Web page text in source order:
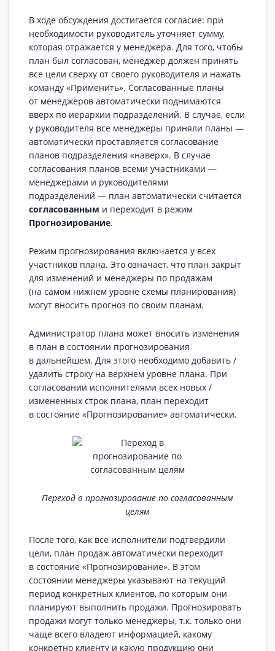
В ходе обсуждения достигается согласие: при
необходимости руководитель уточняет сумму,
которая отражается у менеджера. Для того, чтобы
план был согласован, менеджер должен принять
все цели сверху от своего руководителя и нажать
команду «Применить». Согласованные планы
от менеджеров автоматически поднимаются
вверх по иерархии подразделений. В случае, если
у руководителя все менеджеры приняли планы —
автоматически проставляется согласование
планов подразделения «наверх». В случае
согласования планов всеми участниками —
менеджерами и руководителями
подразделений — план автоматически считается
согласованным и переходит в режим
Прогнозирование.
Режим прогнозирования включается у всех
участников плана. Это означает, что план закрыт
для изменений и менеджеры по продажам
(на самом нижнем уровне схемы планирования)
могут вносить прогноз по своим планам.
Администратор плана может вносить изменения
в план в состоянии прогнозирования
в дальнейшем. Для этого необходимо добавить /
удалить строку на верхнем уровне плана. При
согласовании исполнителями всех новых /
измененных строк плана, план переходит
в состояние «Прогнозирование» автоматически.
Переход в прогнозирование по согласованным
целям
После того, как все исполнители подтвердили
цели, план продаж автоматически переходит
в состояние «Прогнозирование». В этом
состоянии менеджеры указывают на текущий
период конкретных клиентов, по которым они
планируют выполнить продажи. Прогнозировать
продажи могут только менеджеры, т.к. только они
чаще всего владеют информацией, какому
конкретно клиенту и какую продукцию они